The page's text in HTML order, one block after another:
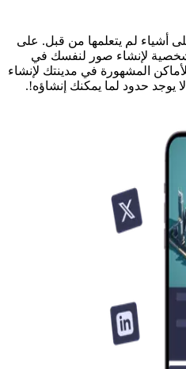
أشياء لم يتعلمها من قبل. على
لإنشاء صور لنفسك في
المشهورة في مدينتك لإنشاء
يوجد حدود لما يمكنك إنشاؤه!.